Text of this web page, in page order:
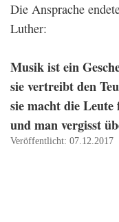
Die Ansprache
Luther:
Musik ist ein
sie vertreibt den
sie macht die
und man vergisst
Veröffentlicht: 07.12.2017